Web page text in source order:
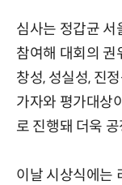
심사는 정갑균 서
참여해 대회의 권
창성, 성실성, 진
가자와 평가대상
로 진행돼 더욱
이날 시상식에는